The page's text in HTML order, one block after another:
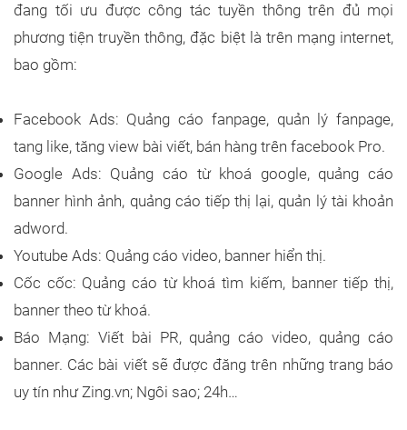
đang tối ưu được công tác tuyền thông trên đủ mọi
phương tiện truyền thông, đặc biệt là trên mạng internet,
bao gồm:
Facebook Ads: Quảng cáo fanpage, quản lý fanpage,
tang like, tăng view bài viết, bán hàng trên facebook Pro.
Google Ads: Quảng cáo từ khoá google, quảng cáo
banner hình ảnh, quảng cáo tiếp thị lại, quản lý tài khoản
adword.
Youtube Ads: Quảng cáo video, banner hiển thị.
Cốc cốc: Quảng cáo từ khoá tìm kiếm, banner tiếp thị,
banner theo từ khoá.
Báo Mạng: Viết bài PR, quảng cáo video, quảng cáo
banner. Các bài viết sẽ được đăng trên những trang báo
uy tín như Zing.vn; Ngôi sao; 24h…